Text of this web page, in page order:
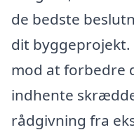
de bedste
dit
mod at forbedre
indhente
rådgivning fra